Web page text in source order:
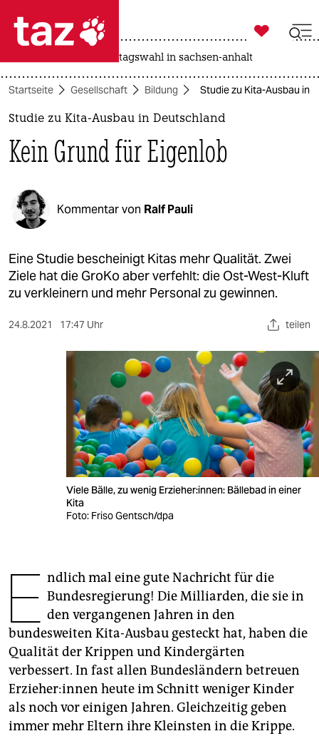
 taz zahl ich
taz zahl ich
politik
öko
gesellschaft
kultur
sport
berlin
veranstaltungen
genossenschaft
epaper login

taz zahl ich
landtagswahl in sachsen-anhalt
Startseite Gesellschaft Bildung Studie zu Kita-Ausbau in
Studie zu Kita-Ausbau in Deutschland
Kein Grund für Eigenlob
Kommentar von Ralf Pauli
Eine Studie bescheinigt Kitas mehr Qualität. Zwei
Ziele hat die GroKo aber verfehlt: die Ost-West-Kluft
zu verkleinern und mehr Personal zu gewinnen.
24.8.2021 17:47 Uhr teilen
Viele Bälle, zu wenig Erzieher:innen: Bällebad in einer
Kita
Foto: Friso Gentsch/dpa
E ndlich mal eine gute Nachricht für die
Bundesregierung! Die Milliarden, die sie in
den vergangenen Jahren in den
bundesweiten Kita-Ausbau gesteckt hat, haben die
Qualität der Krippen und Kindergärten
verbessert. In fast allen Bundesländern betreuen
Er­zie­he­r:in­nen heute im Schnitt weniger Kinder
als noch vor einigen Jahren. Gleichzeitig geben
immer mehr Eltern ihre Kleinsten in die Krippe.